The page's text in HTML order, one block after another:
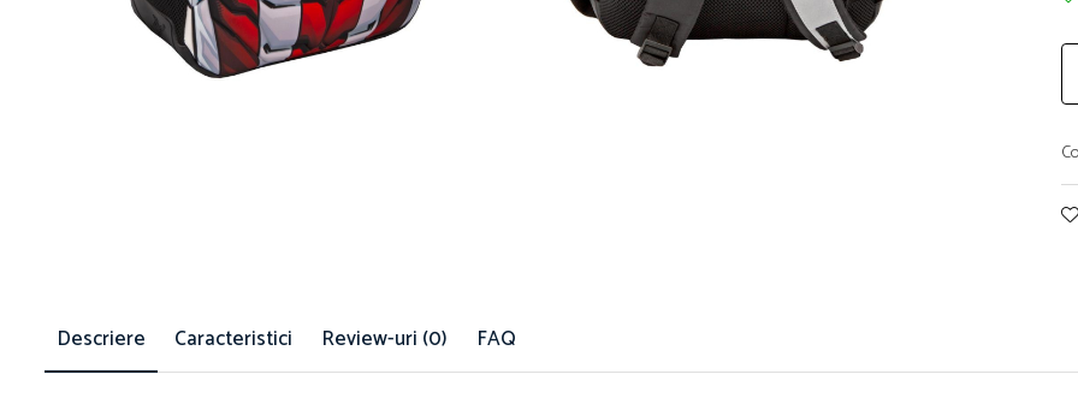
Caiete Tip II
Caiete Velin
Descriere Caracteristici Review-uri (0) FAQ